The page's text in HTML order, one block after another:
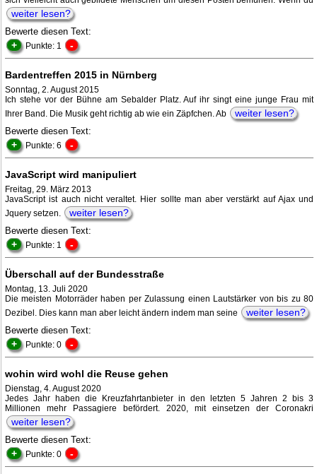
weiter lesen?
Bewerte diesen Text:
+ Punkte: 1 -
Bardentreffen 2015 in Nürnberg
Sonntag, 2. August 2015
Ich stehe vor der Bühne am Sebalder Platz. Auf ihr singt eine junge Frau mit
Ihrer Band. Die Musik geht richtig ab wie ein Zäpfchen. Ab
weiter lesen?
Bewerte diesen Text:
+ Punkte: 6 -
JavaScript wird manipuliert
Freitag, 29. März 2013
JavaScript ist auch nicht veraltet. Hier sollte man aber verstärkt auf Ajax und
Jquery setzen.
weiter lesen?
Bewerte diesen Text:
+ Punkte: 1 -
Überschall auf der Bundesstraße
Montag, 13. Juli 2020
Die meisten Motorräder haben per Zulassung einen Lautstärker von bis zu 80
Dezibel. Dies kann man aber leicht ändern indem man seine
weiter lesen?
Bewerte diesen Text:
+ Punkte: 0 -
wohin wird wohl die Reuse gehen
Dienstag, 4. August 2020
Jedes Jahr haben die Kreuzfahrtanbieter in den letzten 5 Jahren 2 bis 3
Millionen mehr Passagiere befördert. 2020, mit einsetzen der Coronakri
weiter lesen?
Bewerte diesen Text:
+ Punkte: 0 -